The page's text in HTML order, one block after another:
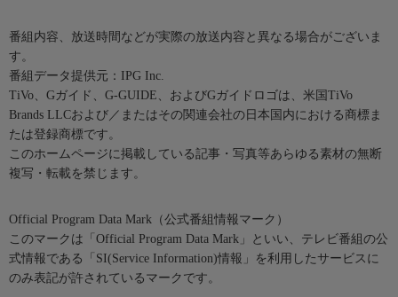
番組内容、放送時間などが実際の放送内容と異なる場合がございま
す。
番組データ提供元：IPG Inc.
TiVo、Gガイド、G-GUIDE、およびGガイドロゴは、米国TiVo
Brands LLCおよび／またはその関連会社の日本国内における商標ま
たは登録商標です。
このホームページに掲載している記事・写真等あらゆる素材の無断
複写・転載を禁じます。
Official Program Data Mark（公式番組情報マーク）
このマークは「Official Program Data Mark」といい、テレビ番組の公
式情報である「SI(Service Information)情報」を利用したサービスに
のみ表記が許されているマークです。